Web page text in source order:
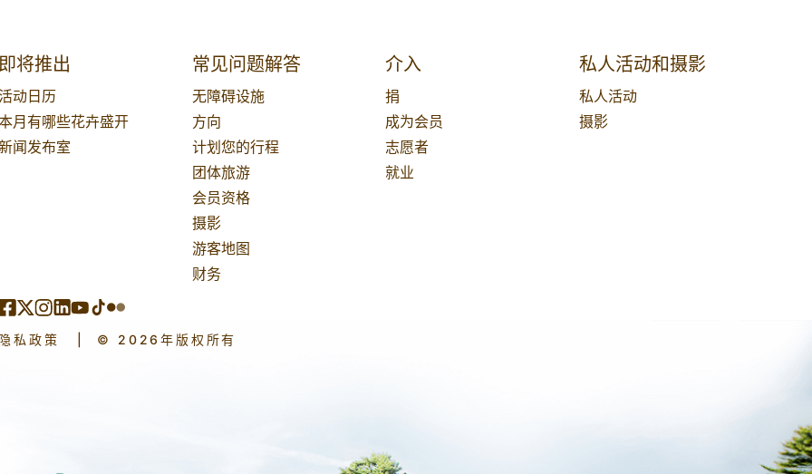
将推出
动日历
月有哪些花卉盛开
闻发布室
常见问题解答
无障碍设施
方向
计划您的行程
团体旅游
会员资格
摄影
游客地图
财务
介入
捐
成为会员
志愿者
就业
私人活动和摄影
私人活动
摄影
私政策 © 2026年版权所有